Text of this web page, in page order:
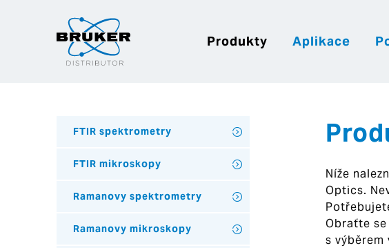
Produkty Aplikace
Níže
Optics.
Obraťte
s výběrem
FTIR spektrometry
FTIR mikroskopy
Ramanovy spektrometry
Ramanovy mikroskopy